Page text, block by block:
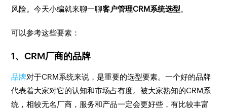
风险。今天小编就来聊一聊客户管理CRM系统选型。
可以参考这些要素：
1、CRM厂商的品牌
品牌对于CRM系统来说，是重要的选型要素。一个好的品牌
代表着大家对它的认知和市场占有度。被大家熟知的CRM系
统，相较无名厂商，服务和产品一定会更好些，有比较丰富